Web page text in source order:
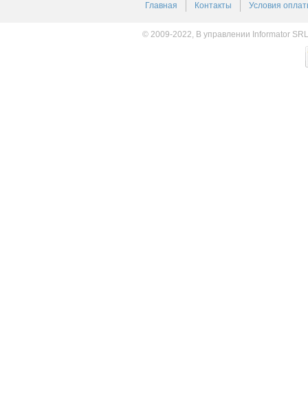
Главная Контакты Условия
© 2009-2022, В управлении Informator SRL